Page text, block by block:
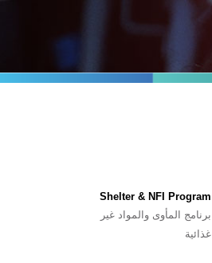
Shelter & NFI Program
برنامج المأوى والمواد غیر
غذائیة